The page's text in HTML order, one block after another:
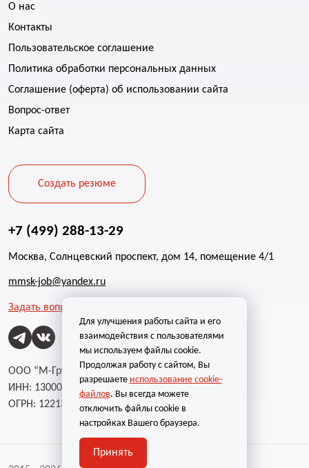
О нас
Контакты
Пользовательское соглашение
Политика обработки персональных данных
Соглашение (оферта) об использовании сайта
Вопрос-ответ
Карта сайта
Создать резюме
+7 (499) 288-13-29
Москва, Солнцевский проспект, дом 14, помещение 4/1
mmsk-job@yandex.ru
Задать вопрос
ООО “М-Групп”
ИНН: 1300002787
ОГРН: 1221300004232
Для улучшения работы сайта и его
взаимодействия с пользователями
мы используем файлы cookie.
Продолжая работу с сайтом, Вы
разрешаете использование cookie-
файлов. Вы всегда можете
отключить файлы cookie в
настройках Вашего браузера.
Принять